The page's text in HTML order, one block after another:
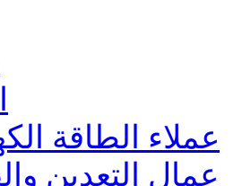
عملاء الطاقة
عمال التعدين